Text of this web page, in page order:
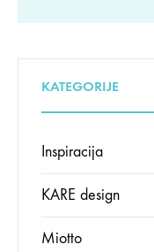
KATEGORIJE
Inspiracija
KARE design
Miotto